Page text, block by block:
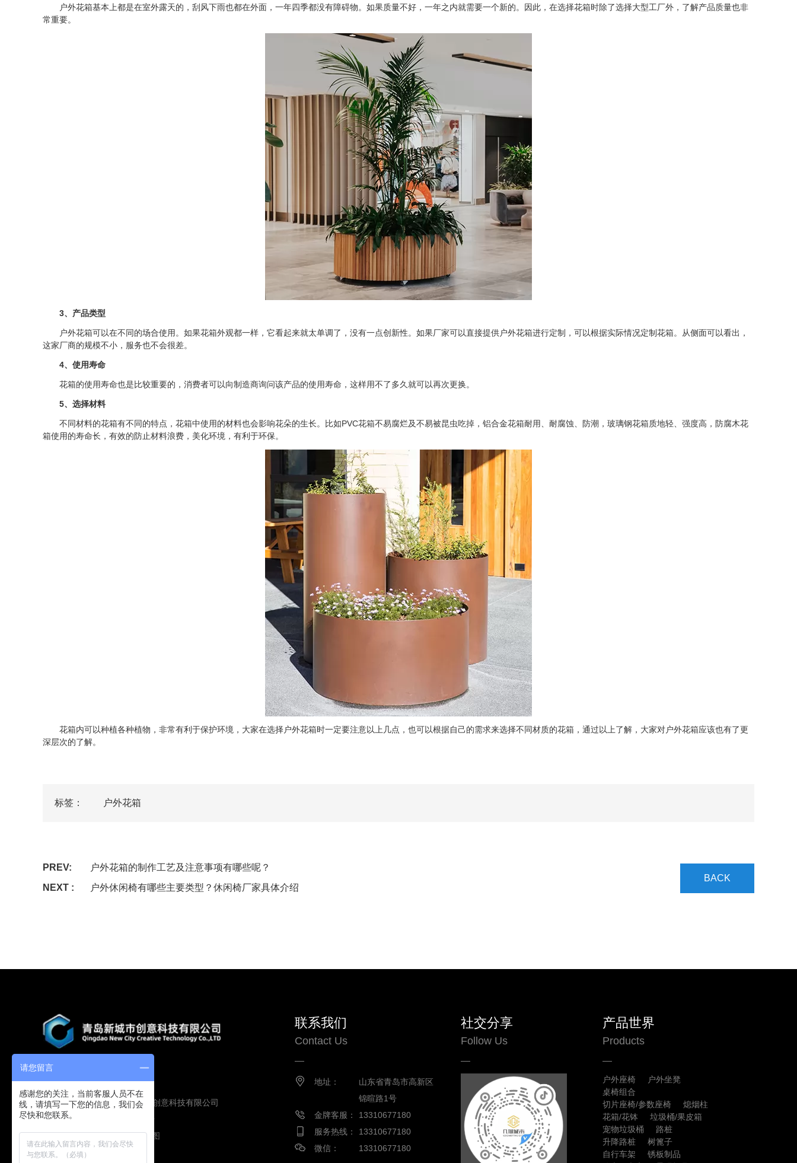
户外花箱基本上都是在室外露天的，刮风下雨也都在外面，一年四季都没有障碍物。如果质量不好，一年之内就需要一个新的。因此，在选择花箱时除了选择大型工厂外，了解产品质量也非
常重要。
3、产品类型
户外花箱可以在不同的场合使用。如果花箱外观都一样，它看起来就太单调了，没有一点创新性。如果厂家可以直接提供户外花箱进行定制，可以根据实际情况定制花箱。从侧面可以看出，
这家厂商的规模不小，服务也不会很差。
4、使用寿命
花箱的使用寿命也是比较重要的，消费者可以向制造商询问该产品的使用寿命，这样用不了多久就可以再次更换。
5、选择材料
不同材料的花箱有不同的特点，花箱中使用的材料也会影响花朵的生长。比如PVC花箱不易腐烂及不易被昆虫吃掉，铝合金花箱耐用、耐腐蚀、防潮，玻璃钢花箱质地轻、强度高，防腐木花
箱使用的寿命长，有效的防止材料浪费，美化环境，有利于环保。
花箱内可以种植各种植物，非常有利于保护环境，大家在选择户外花箱时一定要注意以上几点，也可以根据自己的需求来选择不同材质的花箱，通过以上了解，大家对户外花箱应该也有了更
深层次的了解。
标签： 户外花箱
PREV:
户外花箱的制作工艺及注意事项有哪些呢？
NEXT :
户外休闲椅有哪些主要类型？休闲椅厂家具体介绍
BACK
Copyright © 2019 青岛新城市创意科技有限公司
版权所有
鲁ICP备16009134号
技术支持：圭谷设计 网站地图
联系我们
Contact Us
地址：
山东省青岛市高新区
锦暄路1号
金牌客服：
13310677180
服务热线：
13310677180
微信：
13310677180
社交分享
Follow Us
产品世界
Products
户外座椅
户外坐凳
桌椅组合
切片座椅/参数座椅
熄烟柱
花箱/花钵
垃圾桶/果皮箱
宠物垃圾桶
路桩
升降路桩
树篦子
自行车架
锈板制品
请您留言
感谢您的关注，当前客服人员不在
线，请填写一下您的信息，我们会
尽快和您联系。